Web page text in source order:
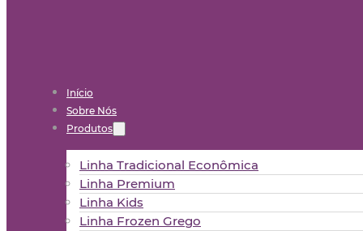
Início
Sobre Nós
Produtos
Linha Tradicional Econômica
Linha Premium
Linha Kids
Linha Frozen Grego